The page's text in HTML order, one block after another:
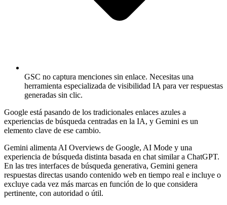
GSC no captura menciones sin enlace. Necesitas una
herramienta especializada de visibilidad IA para ver respuestas
generadas sin clic.
Google está pasando de los tradicionales enlaces azules a
experiencias de búsqueda centradas en la IA, y Gemini es un
elemento clave de ese cambio.
Gemini alimenta AI Overviews de Google, AI Mode y una
experiencia de búsqueda distinta basada en chat similar a ChatGPT.
En las tres interfaces de búsqueda generativa, Gemini genera
respuestas directas usando contenido web en tiempo real e incluye o
excluye cada vez más marcas en función de lo que considera
pertinente, con autoridad o útil.